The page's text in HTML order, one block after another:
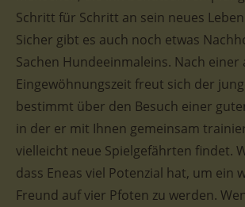
Schritt für Schritt an sein neues
Sicher gibt es auch noch etwas
Sachen Hundeeinmaleins. Nach
Eingewöhnungszeit freut sich der
bestimmt über den Besuch einer
in der er mit Ihnen gemeinsam
vielleicht neue Spielgefährten findet.
dass Eneas viel Potenzial hat, um ein
Freund auf vier Pfoten zu werden.